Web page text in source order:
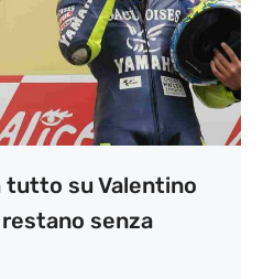
tutto su Valentino
senza